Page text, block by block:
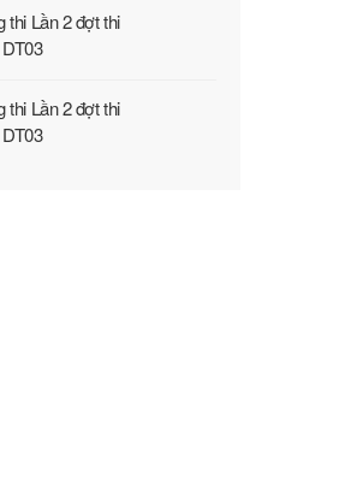
thi Lần 2 đợt thi
thi Lần 2 đợt thi